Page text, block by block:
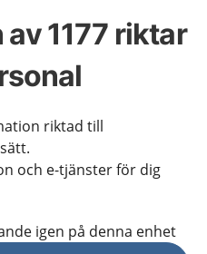
av 1177 riktar
riktad till
och e-tjänster för dig
igen på denna enhet
(RA)
misstanke om